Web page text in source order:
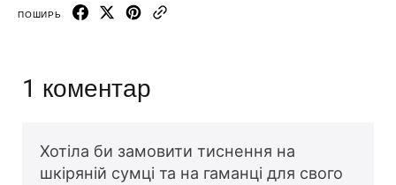
ПОШИРЬ
1 коментар
Хотіла би замовити тиснення на
шкіряній сумці та на гаманці для свого